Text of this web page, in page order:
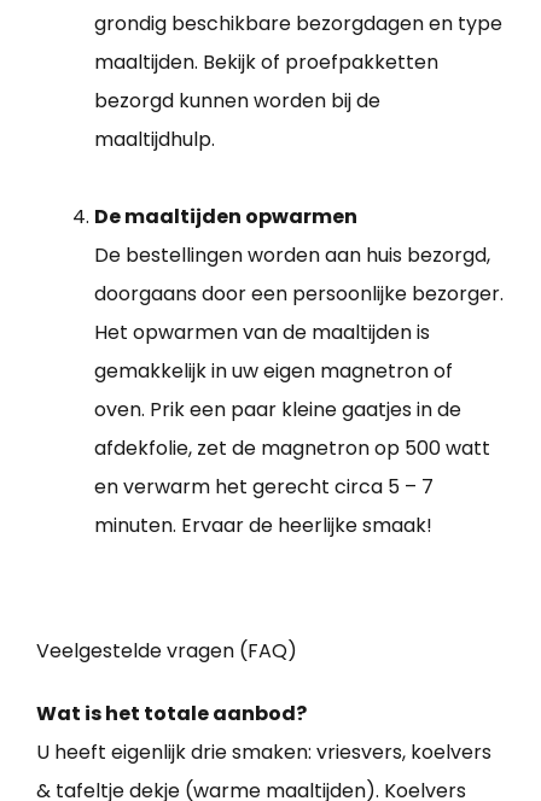
grondig beschikbare bezorgdagen en type
maaltijden. Bekijk of proefpakketten
bezorgd kunnen worden bij de
maaltijdhulp.
De maaltijden opwarmen
De bestellingen worden aan huis bezorgd,
doorgaans door een persoonlijke bezorger.
Het opwarmen van de maaltijden is
gemakkelijk in uw eigen magnetron of
oven. Prik een paar kleine gaatjes in de
afdekfolie, zet de magnetron op 500 watt
en verwarm het gerecht circa 5 – 7
minuten. Ervaar de heerlijke smaak!
Veelgestelde vragen (FAQ)
Wat is het totale aanbod?
U heeft eigenlijk drie smaken: vriesvers, koelvers
& tafeltje dekje (warme maaltijden). Koelvers